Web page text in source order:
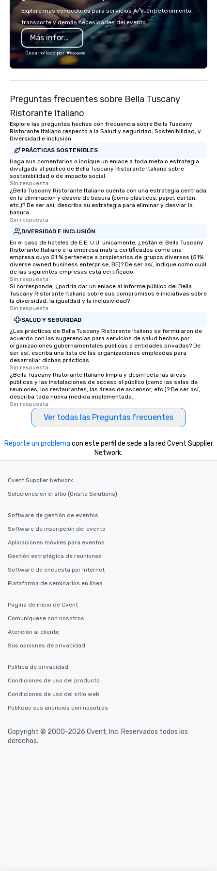
passion, an international team, and
American hospitality, we deliver our
promise: your business matters.
Disney World,
SeaWorld. But did
Explore más vendedores para servicios A/V, entretenimiento,
transporte y demás necesidades del evento.
Más información
Desarrollado por
Preguntas frecuentes sobre Bella Tuscany
Ristorante Italiano
Explore las preguntas hechas con frecuencia sobre Bella Tuscany
Ristorante Italiano respecto a la Salud y seguridad, Sostenibilidad, y
Diversidad e inclusión
PRÁCTICAS SOSTENIBLES
Haga sus comentarios o indique un enlace a toda meta o estrategia
divulgada al público de Bella Tuscany Ristorante Italiano sobre
sostenibilidad o de impacto social.
Sin respuesta.
¿Bella Tuscany Ristorante Italiano cuenta con una estrategia centrada
en la eliminación y desvío de basura (como plásticos, papel, cartón,
etc.)? De ser así, describa su estrategia para eliminar y desviar la
basura.
Sin respuesta.
DIVERSIDAD E INCLUSIÓN
En el caso de hoteles de E.E. U.U. únicamente, ¿están el Bella Tuscany
Ristorante Italiano o la empresa matriz certificados como una
empresa cuyo 51 % pertenece a propietarios de grupos diversos (51%
diverse owned business enterprise, BE)? De ser así, indique como cuál
de las siguientes empresas está certificado.
Sin respuesta.
Si corresponde, ¿podría dar un enlace al informe público del Bella
Tuscany Ristorante Italiano sobre sus compromisos e iniciativas sobre
la diversidad, la igualdad y la inclusividad?
Sin respuesta.
SALUD Y SEGURIDAD
¿Las prácticas de Bella Tuscany Ristorante Italiano se formularon de
acuerdo con las sugerencias para servicios de salud hechas por
organizaciones gubernamentales públicas o entidades privadas? De
ser así, escriba una lista de las organizaciones empleadas para
desarrollar dichas prácticas.
Sin respuesta.
¿Bella Tuscany Ristorante Italiano limpia y desinfecta las áreas
públicas y las instalaciones de acceso al público (como las salas de
reuniones, los restaurantes, las áreas de ascensor, etc.)? De ser así,
describa toda nueva medida implementada.
Sin respuesta.
Ver todas las Preguntas frecuentes
Reporte un problema con este perfil de sede a la red Cvent Supplier
Network.
Cvent Supplier Network
Soluciones en el sitio (Onsite Solutions)
Software de gestión de eventos
Software de inscripción del evento
Aplicaciones móviles para eventos
Gestión estratégica de reuniones
Software de encuesta por Internet
Plataforma de seminarios en línea
Página de inicio de Cvent
Comuníquese con nosotros
Atención al cliente
Sus opciones de privacidad
Política de privacidad
Condiciones de uso del producto
Condiciones de uso del sitio web
Publique sus anuncios con nosotros
Copyright © 2000-2026 Cvent, Inc. Reservados todos los
derechos.